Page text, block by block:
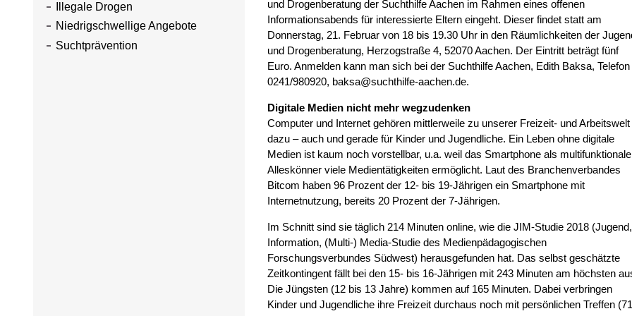
Illegale Drogen
Niedrigschwellige Angebote
Suchtprävention
und Drogenberatung der Suchthilfe Aachen im Rahmen eines offenen
Informationsabends für interessierte Eltern eingeht. Dieser findet statt am
Donnerstag, 21. Februar von 18 bis 19.30 Uhr in den Räumlichkeiten der
und Drogenberatung, Herzogstraße 4, 52070 Aachen. Der Eintritt beträgt fünf
Euro. Anmelden kann man sich bei der Suchthilfe Aachen, Edith Baksa, Telefon
0241/980920, baksa@suchthilfe-aachen.de.
Digitale Medien nicht mehr wegzudenken
Computer und Internet gehören mittlerweile zu unserer Freizeit- und Arbeitswelt
dazu – auch und gerade für Kinder und Jugendliche. Ein Leben ohne digitale
Medien ist kaum noch vorstellbar, u.a. weil das Smartphone als
Alleskönner viele Medientätigkeiten ermöglicht. Laut des Branchenverbandes
Bitcom haben 96 Prozent der 12- bis 19-Jährigen ein Smartphone mit
Internetnutzung, bereits 20 Prozent der 7-Jährigen.
Im Schnitt sind sie täglich 214 Minuten online, wie die JIM-Studie 2018 (Jugend,
Information, (Multi-) Media-Studie des Medienpädagogischen
Forschungsverbundes Südwest) herausgefunden hat. Das selbst geschätzte
Zeitkontingent fällt bei den 15- bis 16-Jährigen mit 243 Minuten am höchsten
Die Jüngsten (12 bis 13 Jahre) kommen auf 165 Minuten. Dabei verbringen
Kinder und Jugendliche ihre Freizeit durchaus noch mit persönlichen Treffen (71